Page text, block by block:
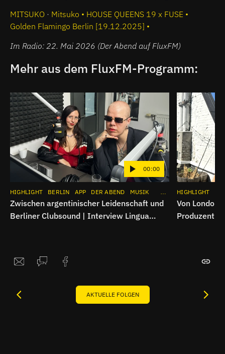
MITSUKO · Mitsuko • HOUSE QUEENS 19 x FUSE •
Golden Flamingo Berlin [19.12.2025] •
Im Radio: 22. Mai 2026 (Der Abend auf FluxFM)
Mehr aus dem FluxFM-Programm:
00:00
HIGHLIGHT BERLIN APP DER ABEND MUSIK INSTAGRAM
Zwischen argentinischer Leidenschaft und
Berliner Clubsound | Interview Lingua
HIGHLIGHT
Von London
AKTUELLE FOLGEN